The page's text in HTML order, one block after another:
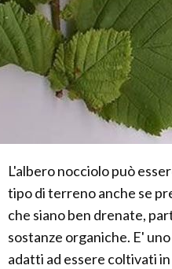
L'albero nocciolo può
tipo di terreno anche se
che siano ben drenate,
sostanze organiche. E'
adatti ad essere coltivati